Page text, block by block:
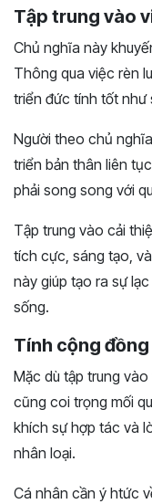
Tập trung vào
Chủ nghĩa này
Thông qua việc rèn
triển đức tính tốt như
Người theo chủ
triển bản thân liên
phải song song với
Tập trung vào cải
tích cực, sáng tạo,
này giúp tạo ra sự
sống.
Tính cộng
Mặc dù tập trung
cũng coi trọng mối
khích sự hợp tác và
nhân loại.
Cá nhân cần ý htức